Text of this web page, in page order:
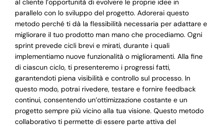
al cliente l’opportunità di evolvere le proprie idee in
parallelo con lo sviluppo del progetto. Adorerai questo
metodo perché ti dà la flessibilità necessaria per adattare e
migliorare il tuo prodotto man mano che procediamo. Ogni
sprint prevede cicli brevi e mirati, durante i quali
implementiamo nuove funzionalità o miglioramenti. Alla fine
di ciascun ciclo, ti presenteremo i progressi fatti,
garantendoti piena visibilità e controllo sul processo. In
questo modo, potrai rivedere, testare e fornire feedback
continui, consentendo un’ottimizzazione costante e un
progetto sempre più vicino alla tua visione. Questo metodo
collaborativo ti permette di essere parte attiva del